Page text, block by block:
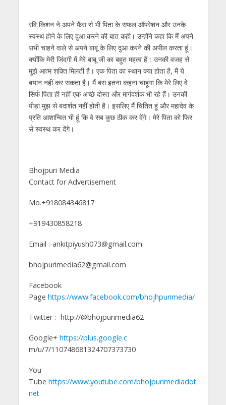
रवि किशन ने अपने फैंस से भी पिता के सफल ऑपरेशन और उनके
स्‍वस्‍थ होने के लिए दुआ करने की बात कही। उन्‍होंने कहा कि मैं अपने
सभी चाहने वाले से अपने बाबू के लिए दुआ करने की अपील करता हूं।
क्‍योंकि मेरी जिंदगी में मेरे बाबू जी का बहुत महत्‍व हैं। उनकी वजह से
मुझे आत्‍म शक्ति मिलती है। एक पिता का स्‍थान क्‍या होता है, मैं ये
बयान नहीं कर सकता है। मैं बस इतना कहना चाहूंगा कि मेरे लिए वे
सिर्फ पिता ही नहीं एक अच्छे दोस्‍त और मार्गदर्शक भी रहे हैं। उनकी
पीड़ा मुझ से बदार्शत नहीं होती है। इसलिए मैं चिंतित हूं और महादेव के
प्रति आशान्वित भी हूं कि वे सब कुछ ठीक कर देंगे। मेरे पिता को फिर
से स्‍वस्‍थ कर देंगे।
Bhojpuri Media
Contact for Advertisement
Mo.+918084346817
+919430858218
Email :-ankitpiyush073@gmail.com.
bhojpurimedia62@gmail.com
Facebook
Page https://www.facebook.com/bhojhpurimedia/
Twitter :- http://@bhojpurimedia62
Google+ https://plus.google.c
m/u/7/110748681324707373730
You
Tube https://www.youtube.com/bhojpurimediadot
net